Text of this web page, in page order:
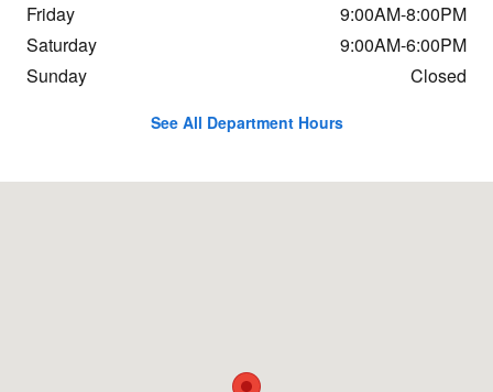
Friday
9:00AM-8:00PM
Saturday
9:00AM-6:00PM
Sunday
Closed
See All Department Hours